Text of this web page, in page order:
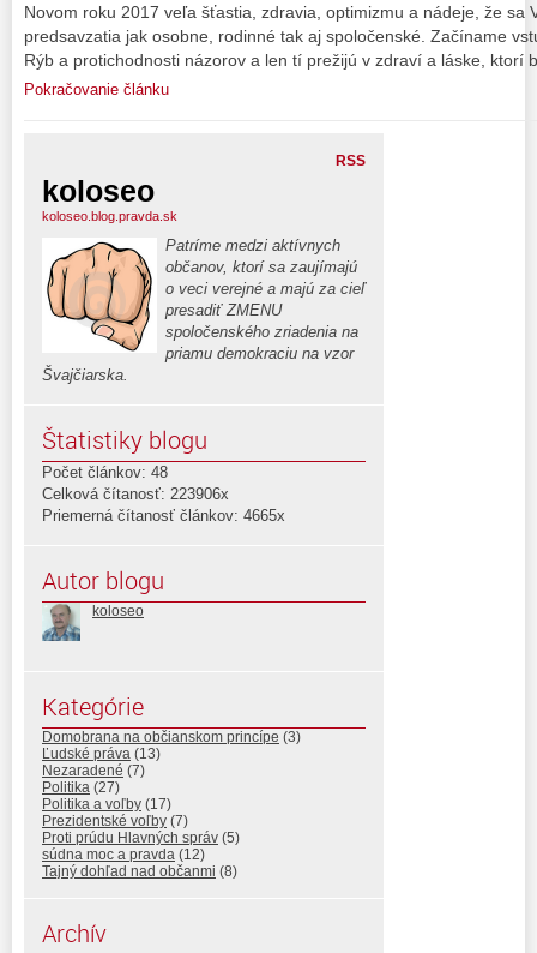
Novom roku 2017 veľa šťastia, zdravia, optimizmu a nádeje, že sa
predsavzatia jak osobne, rodinné tak aj spoločenské. Začíname
Rýb a protichodnosti názorov a len tí prežijú v zdraví a láske, ktorí
Pokračovanie článku
RSS
koloseo
koloseo.blog.pravda.sk
Patríme medzi aktívnych
občanov, ktorí sa zaujímajú
o veci verejné a majú za cieľ
presadiť ZMENU
spoločenského zriadenia na
priamu demokraciu na vzor
Švajčiarska.
Štatistiky blogu
Počet článkov: 48
Celková čítanosť: 223906x
Priemerná čítanosť článkov: 4665x
Autor blogu
koloseo
Kategórie
Domobrana na občianskom princípe (3)
Ľudské práva (13)
Nezaradené (7)
Politika (27)
Politika a voľby (17)
Prezidentské voľby (7)
Proti prúdu Hlavných správ (5)
súdna moc a pravda (12)
Tajný dohľad nad občanmi (8)
Archív